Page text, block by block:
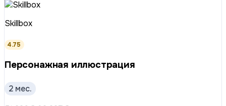
Skillbox
4.75
Персонажная иллюстрация
2 мес.